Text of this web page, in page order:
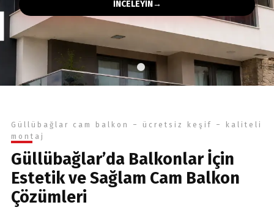
İNCELEYİN→
Güllübağlar cam balkon – ücretsiz keşif – kaliteli
montaj
Güllübağlar’da Balkonlar İçin
Estetik ve Sağlam Cam Balkon
Çözümleri